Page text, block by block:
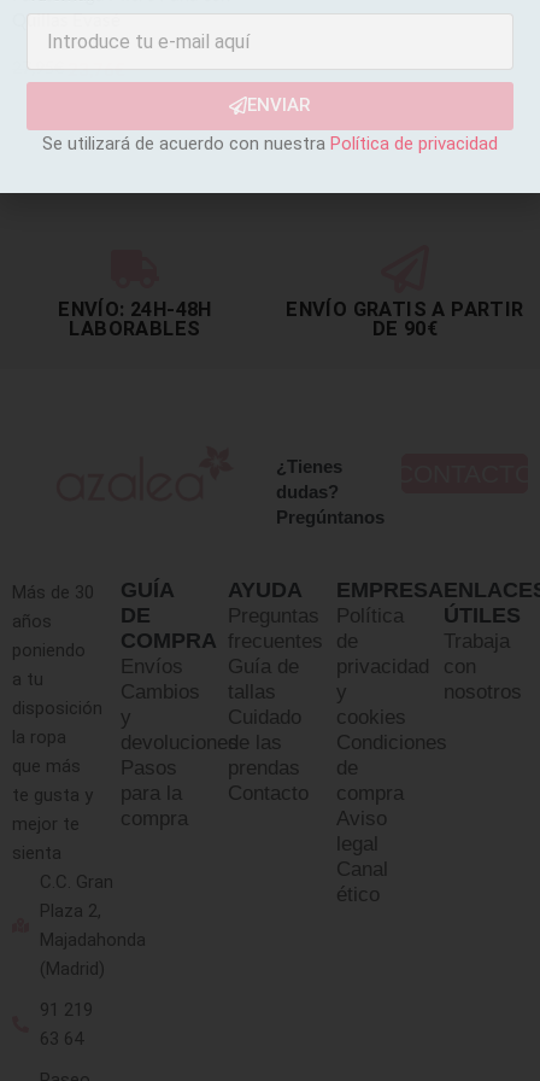
Quillas Evasé
27,95€23,76€
ENVÍO: 24H-48H
LABORABLES
ENVÍO GRATIS A PARTIR
DE 90€
¿Tienes
dudas?
Pregúntanos
Más de 30
años
poniendo
a tu
disposición
la ropa
que más
te gusta y
mejor te
sienta
C.C. Gran
Plaza 2,
Majadahonda
(Madrid)
91 219
63 64
GUÍA
DE
COMPRA
Envíos
Cambios
y
devoluciones
Pasos
para la
compra
AYUDA
Preguntas
frecuentes
Guía de
tallas
Cuidado
de las
prendas
Contacto
EMPRESA
Política
de
privacidad
y
cookies
Condiciones
de
compra
Aviso
legal
Canal
ético
ÚTILES
Trabaja
con
nosotros
ENVIAR
Se utilizará de acuerdo con nuestra Política de privacidad